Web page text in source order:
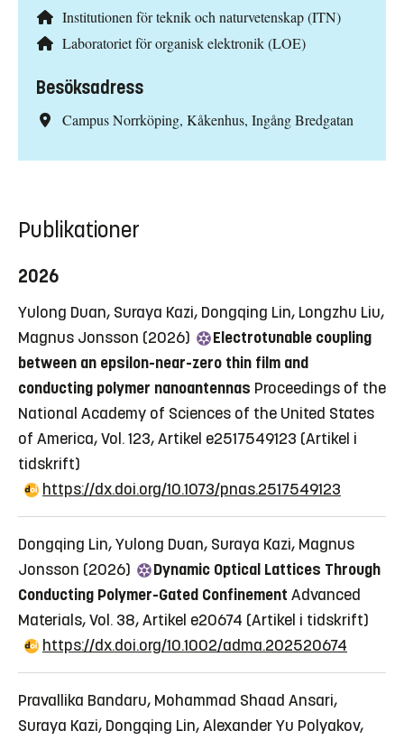
Institutionen för teknik och naturvetenskap (ITN)
Laboratoriet för organisk elektronik (LOE)
Besöksadress
Campus Norrköping, Kåkenhus, Ingång Bredgatan
Publikationer
2026
Yulong Duan, Suraya Kazi, Dongqing Lin, Longzhu Liu,
Magnus Jonsson (2026)
Electrotunable coupling
between an epsilon-near-zero thin film and
conducting polymer nanoantennas Proceedings of the
National Academy of Sciences of the United States
of America, Vol. 123, Artikel e2517549123 (Artikel i
tidskrift)
https://dx.doi.org/10.1073/pnas.2517549123
Dongqing Lin, Yulong Duan, Suraya Kazi, Magnus
Jonsson (2026)
Dynamic Optical Lattices Through
Conducting Polymer-Gated Confinement Advanced
Materials, Vol. 38, Artikel e20674 (Artikel i tidskrift)
https://dx.doi.org/10.1002/adma.202520674
Pravallika Bandaru, Mohammad Shaad Ansari,
Suraya Kazi, Dongqing Lin, Alexander Yu Polyakov,